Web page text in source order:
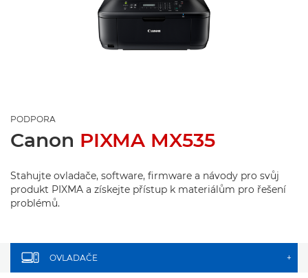
PODPORA
Canon PIXMA MX535
Stahujte ovladače, software, firmware a návody pro svůj
produkt PIXMA a získejte přístup k materiálům pro řešení
problémů.
OVLADAČE +